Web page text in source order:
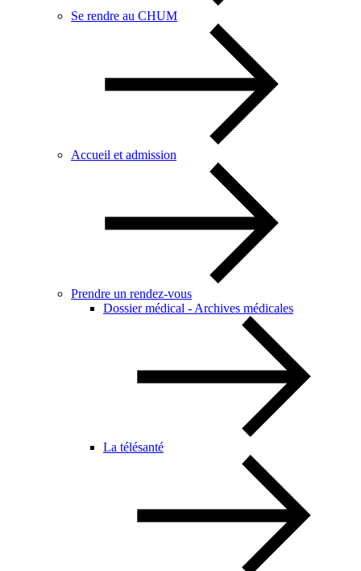
Se rendre au CHUM
Accueil et admission
Prendre un rendez-vous
Dossier médical - Archives médicales
La télésanté